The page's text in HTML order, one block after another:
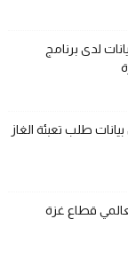
لدى برنامج
طلب تعبئة الغاز
قطاع غزة